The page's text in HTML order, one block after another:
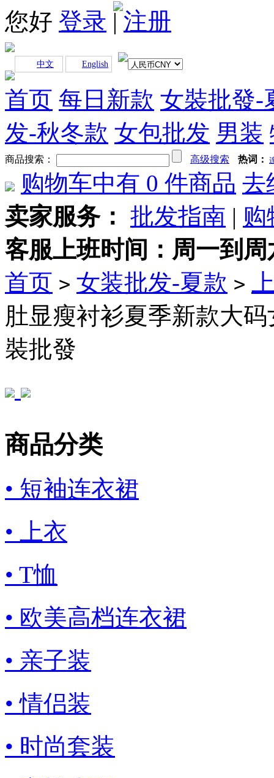
您好 登录 | 注册
中文 English
首页 每日新款 女裝批發-
发-秋冬款 女包批发 男装
商品搜索： 高级搜索 热词：
购物车中有 0 件商品 去
卖家服务： 批发指南 | 购
客服上班时间：周一到
首页 > 女装批发-夏款 >
肚显瘦衬衫夏季新款大
裝批發
商品分类
• 短袖连衣裙
• 上衣
• T恤
• 欧美高档连衣裙
• 亲子装
• 情侣装
• 时尚套装